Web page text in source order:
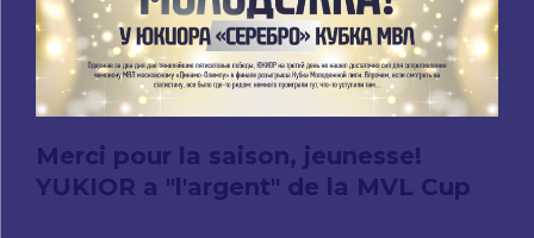
Merci pour la saison, jeunesse!
YUKIOR a "l'argent" de la MVL Cup